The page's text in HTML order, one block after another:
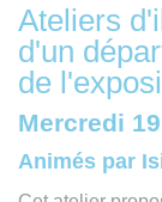
Ateliers
d'un
de
Mercredi
Animés par